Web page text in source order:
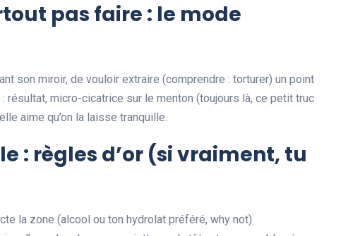
pas faire : le mode
son miroir, de vouloir extraire (comprendre : torturer) un point
résultat, micro-cicatrice sur le menton (toujours là, ce petit truc
aime qu’on la laisse tranquille.
: règles d’or (si vraiment, tu
la zone (alcool ou ton hydrolat préféré, why not)